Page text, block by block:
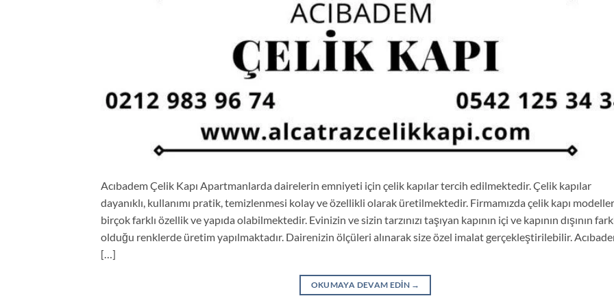
Acıbadem Çelik Kapı Apartmanlarda dairelerin emniyeti için çelik kapılar tercih edilmektedir. Çelik kapılar
dayanıklı, kullanımı pratik, temizlenmesi kolay ve özellikli olarak üretilmektedir. Firmamızda çelik kapı
birçok farklı özellik ve yapıda olabilmektedir. Evinizin ve sizin tarzınızı taşıyan kapının içi ve kapının dışının
olduğu renklerde üretim yapılmaktadır. Dairenizin ölçüleri alınarak size özel imalat gerçekleştirilebilir.
[…]
OKUMAYA DEVAM EDIN →